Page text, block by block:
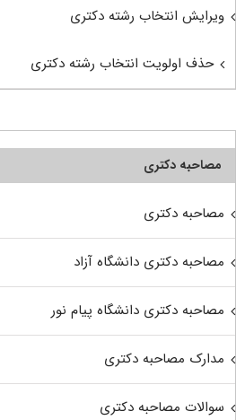
ویرایش انتخاب رشته دکتری
حذف اولویت انتخاب رشته دکتری
مصاحبه دکتری
مصاحبه دکتری
مصاحبه دکتری دانشگاه آزاد
مصاحبه دکتری دانشگاه پیام نور
مدارک مصاحبه دکتری
سوالات مصاحبه دکتری